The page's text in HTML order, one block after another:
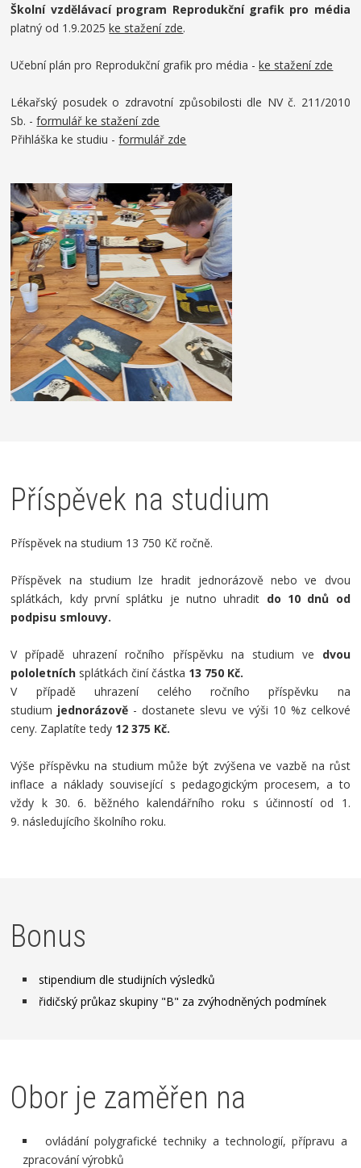
Školní vzdělávací program Reprodukční grafik pro média
platný od 1.9.2025ke stažení zde.
Učební plán pro Reprodukční grafik pro média -ke stažení zde
Lékařský posudek o zdravotní způsobilosti dle NV č. 211/2010
Sb. -formulář ke stažení zde
Přihláška ke studiu -formulář zde
Příspěvek na studium
Příspěvek na studium 13 750 Kč ročně.
Příspěvek na studium lze hradit jednorázově nebo ve dvou
splátkách, kdy první splátku je nutno uhradit do 10 dnů od
podpisu smlouvy.
V případě uhrazení ročního příspěvku na studium ve
dvou
pololetních splátkách činí částka 13 750 Kč.
V případě uhrazení celého ročního příspěvku na
studium jednorázově - dostanete slevu ve výši 10 %z celkové
ceny. Zaplatíte tedy 12 375 Kč.
Výše příspěvku na studium může být zvýšena ve vazbě na růst
inflace a náklady související s pedagogickým procesem, a to
vždy k 30. 6. běžného kalendářního roku s účinností od 1.
9. následujícího školního roku.
Bonus
stipendium dle studijních výsledků
řidičský průkaz skupiny "B" za zvýhodněných podmínek
Obor je zaměřen na
ovládání polygrafické techniky a technologií, přípravu a
zpracování výrobků